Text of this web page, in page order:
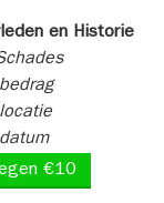
en Historie
€10